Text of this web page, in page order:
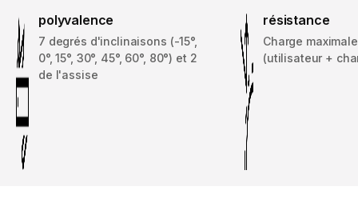
polyvalence
7 degrés d'inclinaisons (-15°,
0°, 15°, 30°, 45°, 60°, 80°) et 2
de l'assise
résistance
Charge
(utilisateur +